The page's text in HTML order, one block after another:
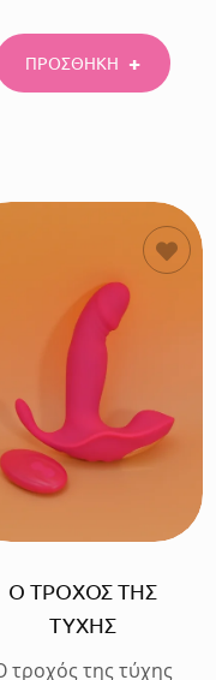
ΠΡΟΣΘΗΚΗ
ΠΡΟΣΘΗΚΗ
Ο ΤΡΟΧΟΣ ΤΗΣ
ΤΥΧΗΣ
τροχός της τύχης